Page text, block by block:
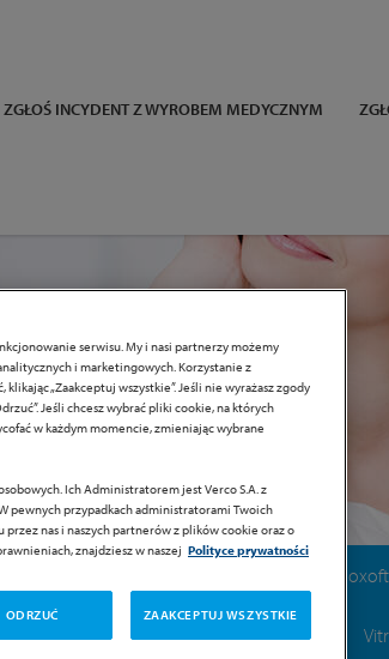
ZGŁOŚ INCYDENT Z WYROBEM MEDYCZNYM
Angio Maculoft
serwisu. My i nasi partnerzy możemy
i marketingowych. Korzystanie z
„Zaakceptuj wszystkie”. Jeśli nie wyrażasz zgody
Jeśli chcesz wybrać pliki cookie, na których
w każdym momencie, zmieniając wybrane
Ich Administratorem jest Verco S.A. z
pewnych przypadkach administratorami Twoich
nas i naszych partnerów z plików cookie oraz o
znajdziesz w naszej Polityce prywatności
ODRZUĆ ZAAKCEPTUJ WSZYSTKIE